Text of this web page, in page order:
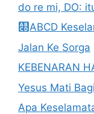
do re mi, DO:
ABCD
Jalan Ke Sorga
KEBENARAN
Yesus Mati
Apa